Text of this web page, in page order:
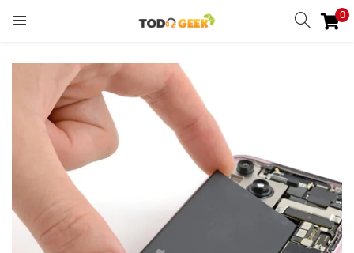
0
REGISTRARSE
Enter your username and password to login.
Remember me
Ingresar